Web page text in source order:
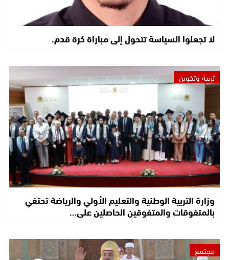
لا تجعلوا السياسة تتحول إلى مباراة كرة قدم.
تربية وتكوين
وزارة التربية الوطنية والتعليم الأولي والرياضة تحتفي
بالمتفوقات والمتفوقين الحاصلين على…
مجتمع